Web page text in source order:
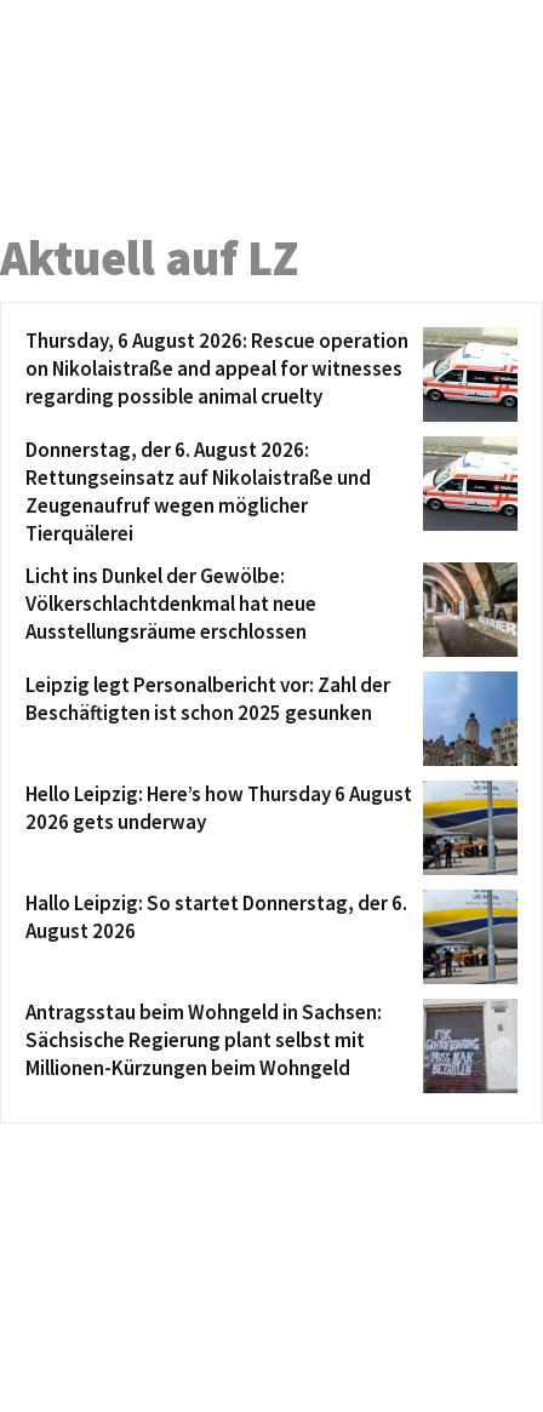
Aktuell auf LZ
Thursday, 6 August 2026: Rescue operation
on Nikolaistraße and appeal for witnesses
regarding possible animal cruelty
Donnerstag, der 6. August 2026:
Rettungseinsatz auf Nikolaistraße und
Zeugenaufruf wegen möglicher
Tierquälerei
Licht ins Dunkel der Gewölbe:
Völkerschlachtdenkmal hat neue
Ausstellungsräume erschlossen
Leipzig legt Personalbericht vor: Zahl der
Beschäftigten ist schon 2025 gesunken
Hello Leipzig: Here’s how Thursday 6 August
2026 gets underway
Hallo Leipzig: So startet Donnerstag, der 6.
August 2026
Antragsstau beim Wohngeld in Sachsen:
Sächsische Regierung plant selbst mit
Millionen-Kürzungen beim Wohngeld